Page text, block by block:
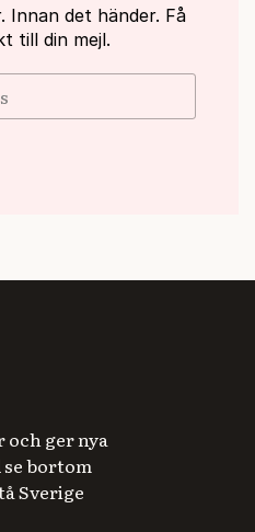
Innan det händer. Få
till din mejl.
ger nya
bortom
Sverige